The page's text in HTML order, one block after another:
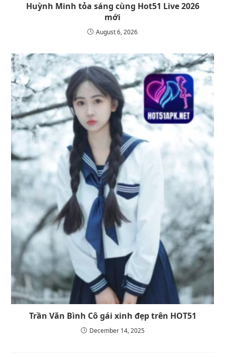
Huỳnh Minh tỏa sáng cùng Hot51 Live 2026
mới
August 6, 2026
Trần Văn Bình Cô gái xinh đẹp trên HOT51
December 14, 2025